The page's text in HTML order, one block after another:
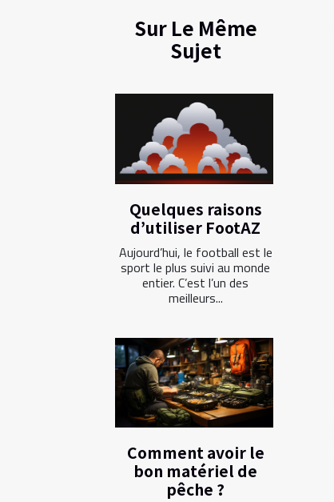
Sur Le Même
Sujet
Quelques raisons
d’utiliser FootAZ
Aujourd’hui, le football est le
sport le plus suivi au monde
entier. C’est l’un des
meilleurs...
Comment avoir le
bon matériel de
pêche ?